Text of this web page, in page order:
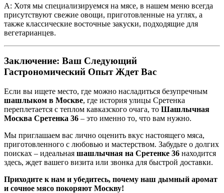
A: Хотя мы специализируемся на мясе, в нашем меню всегда
присутствуют свежие овощи, приготовленные на углях, а
также классические восточные закуски, подходящие для
вегетарианцев.
Заключение: Ваш Следующий
Гастрономический Опыт Ждет Вас
Если вы ищете место, где можно насладиться безупречным
шашлыком в Москве, где история улицы Сретенка
переплетается с теплом кавказского очага, то Шашлычная
Москва Сретенка 36 – это именно то, что вам нужно.
Мы приглашаем вас лично оценить вкус настоящего мяса,
приготовленного с любовью и мастерством. Забудьте о долгих
поисках – идеальная шашлычная на Сретенке 36 находится
здесь, ждет вашего визита или звонка для быстрой доставки.
Приходите к нам и убедитесь, почему наш дымный аромат
и сочное мясо покоряют Москву!